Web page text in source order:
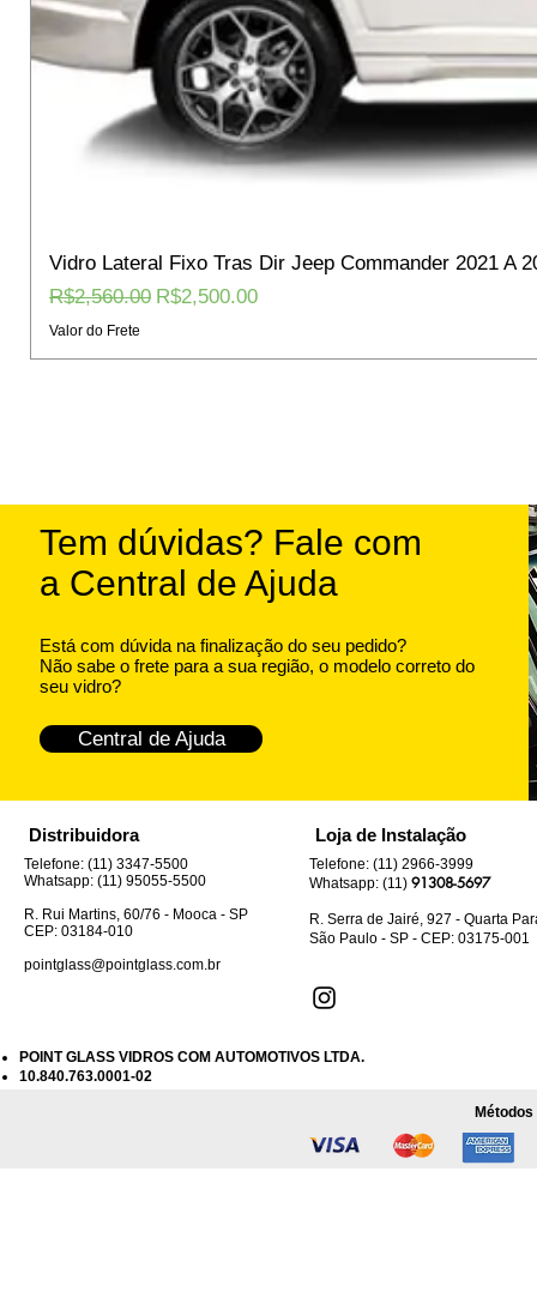
Vidro Lateral Fixo Tras Dir Jeep Commander 2021 A
Regular Price
R$2,560.00 Sale Price
R$2,500.00
Valor do Frete
Tem dúvidas? Fale com
a Central de Ajuda
Está com dúvida na finalização do seu pedido?
Não sabe o frete para a sua região, o modelo correto do
seu vidro?
Central de Ajuda
Distribuidora
Telefone: (11) 3347-5500
Whatsapp: (11) 95055-5500
R. Rui Martins, 60/76 - Mooca - SP
CEP: 03184-010
pointglass@pointglass.com.br
Loja de Instalação
Telefone: (11) 2966-3999
Whatsapp: (11) 91308-5697
R. Serra de Jairé, 927 - Quarta
São Paulo - SP - CEP: 03175-001
POINT GLASS VIDROS COM AUTOMOTIVOS LTDA.
10.840.763.0001-02